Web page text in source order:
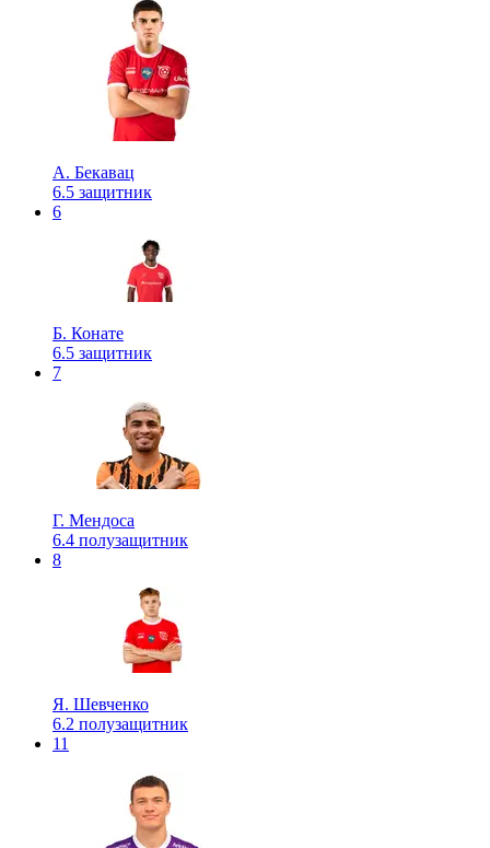
А. Бекавац
6.5 защитник
6
Б. Конате
6.5 защитник
7
Г. Мендоса
6.4 полузащитник
8
Я. Шевченко
6.2 полузащитник
11